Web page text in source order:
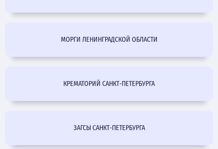
МОРГИ ЛЕНИНГРАДСКОЙ ОБЛАСТИ
КРЕМАТОРИЙ САНКТ-ПЕТЕРБУРГА
ЗАГСЫ САНКТ-ПЕТЕРБУРГА